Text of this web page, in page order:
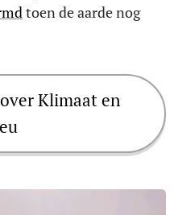
toen de aarde nog
Klimaat en